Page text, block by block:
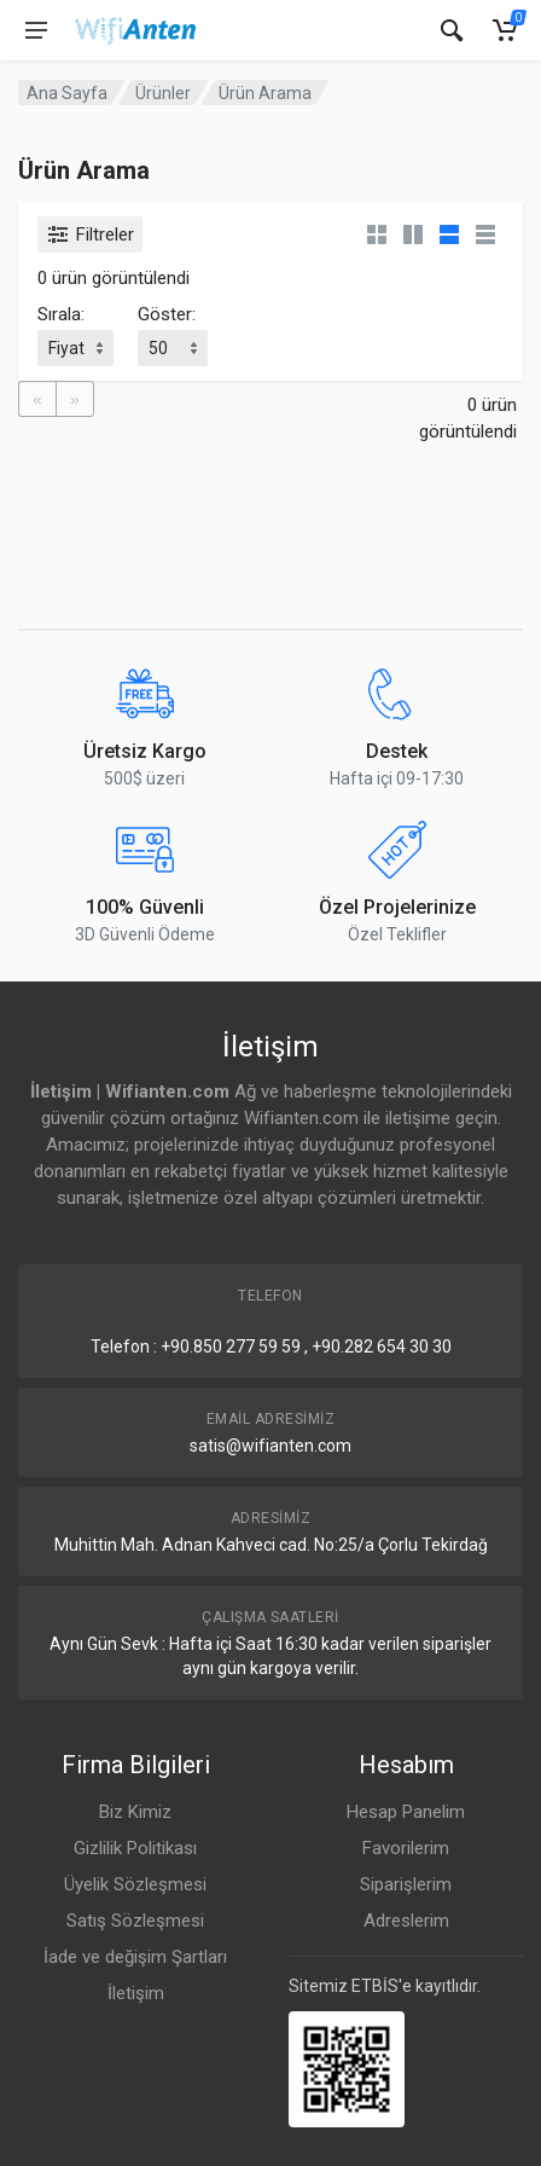
0
Ana Sayfa Ürünler Ürün Arama
Ürün Arama
Filtreler
0 ürün görüntülendi
Sırala:
Göster:
« »
0 ürün
görüntülendi
Üretsiz Kargo
500$ üzeri
Destek
Hafta içi 09-17:30
100% Güvenli
3D Güvenli Ödeme
Özel Projelerinize
Özel Teklifler
İletişim
İletişim | Wifianten.com Ağ ve haberleşme teknolojilerindeki
güvenilir çözüm ortağınız Wifianten.com ile iletişime geçin.
Amacımız; projelerinizde ihtiyaç duyduğunuz profesyonel
donanımları en rekabetçi fiyatlar ve yüksek hizmet kalitesiyle
sunarak, işletmenize özel altyapı çözümleri üretmektir.
TELEFON
Telefon : +90.850 277 59 59 , +90.282 654 30 30
EMAIL ADRESIMIZ
satis@wifianten.com
ADRESIMIZ
Muhittin Mah. Adnan Kahveci cad. No:25/a Çorlu Tekirdağ
ÇALIŞMA SAATLERI
Aynı Gün Sevk : Hafta içi Saat 16:30 kadar verilen siparişler
aynı gün kargoya verilir.
Firma Bilgileri
Biz Kimiz
Gizlilik Politikası
Üyelik Sözleşmesi
Satış Sözleşmesi
İade ve değişim Şartları
İletişim
Hesabım
Hesap Panelim
Favorilerim
Siparişlerim
Adreslerim
Sitemiz ETBİS'e kayıtlıdır.